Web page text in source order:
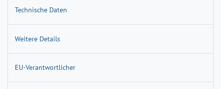
Technische Daten
Weitere Details
EU-Verantwortlicher